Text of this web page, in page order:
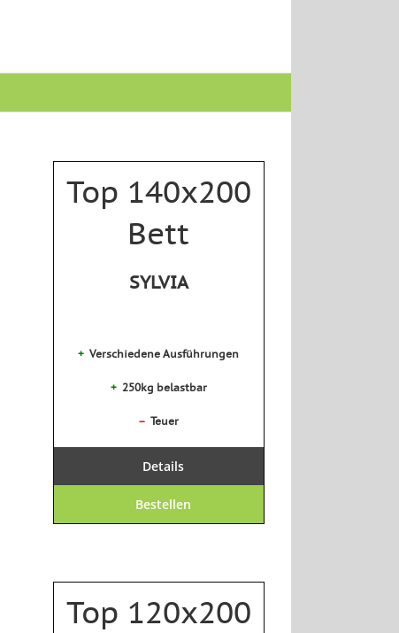
Top 140x200
Bett
SYLVIA
+ Verschiedene Ausführungen
+250kg belastbar
– Teuer
Details
Bestellen
Top 120x200